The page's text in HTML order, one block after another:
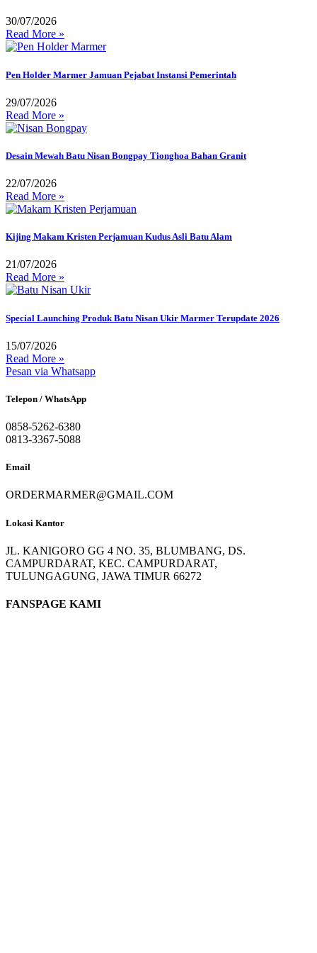
30/07/2026
Read More »
Pen Holder Marmer Jamuan Pejabat Instansi Pemerintah
29/07/2026
Read More »
Desain Mewah Batu Nisan Bongpay Tionghoa Bahan Granit
22/07/2026
Read More »
Kijing Makam Kristen Perjamuan Kudus Asli Batu Alam
21/07/2026
Read More »
Special Launching Produk Batu Nisan Ukir Marmer Terupdate 2026
15/07/2026
Read More »
Pesan via Whatsapp
Telepon / WhatsApp
0858-5262-6380
0813-3367-5088
Email
ORDERMARMER@GMAIL.COM
Lokasi Kantor
JL. KANIGORO GG 4 NO. 35, BLUMBANG, DS.
CAMPURDARAT, KEC. CAMPURDARAT,
TULUNGAGUNG, JAWA TIMUR 66272
FANSPAGE KAMI